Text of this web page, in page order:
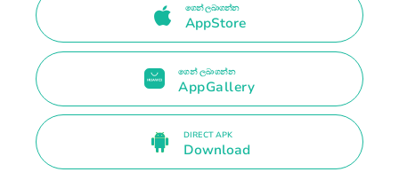
ගෙන් ලබාගන්න
AppStore
ගෙන් ලබාගන්න
AppGallery
DIRECT APK
Download